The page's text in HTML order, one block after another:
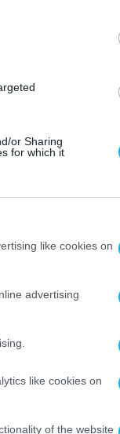
or Sharing
for which it
like cookies on
advertising
like cookies on
of the website
για την
την περίπτωση,
range)
διασύνδεση
πολίτη και
πρόσθεσε,
ουσιαστικά
(GIS), το
στο Δήμο
και
του έργου